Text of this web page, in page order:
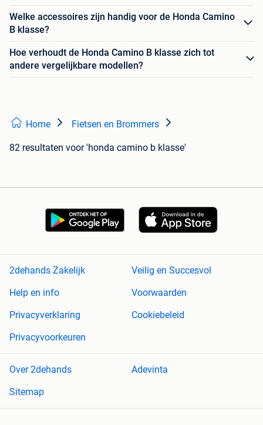
Welke accessoires zijn handig voor de Honda Camino
B klasse?
Hoe verhoudt de Honda Camino B klasse zich tot
andere vergelijkbare modellen?
Home Fietsen en Brommers
82 resultaten voor 'honda camino b klasse'
2dehands Zakelijk
Veilig en Succesvol
Help en info
Voorwaarden
Privacyverklaring
Cookiebeleid
Privacyvoorkeuren
Over 2dehands
Adevinta
Sitemap